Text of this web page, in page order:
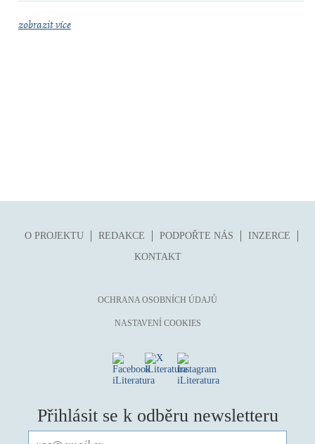
zobrazit více
O PROJEKTU REDAKCE PODPOŘTE NÁS
INZERCE
KONTAKT
OCHRANA OSOBNÍCH ÚDAJŮ
NASTAVENÍ COOKIES
Přihlásit se k odběru newsletteru